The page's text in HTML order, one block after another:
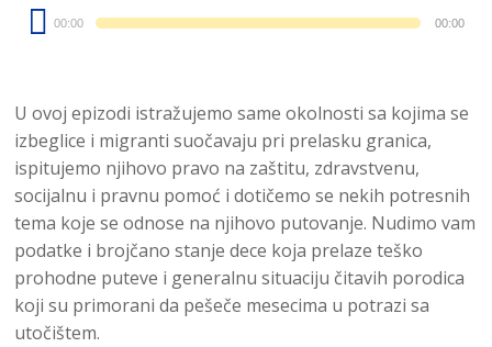
Audio
Player
00:00 00:00
U ovoj epizodi istražujemo same okolnosti sa kojima se
izbeglice i migranti suočavaju pri prelasku granica,
ispitujemo njihovo pravo na zaštitu, zdravstvenu,
socijalnu i pravnu pomoć i dotičemo se nekih potresnih
tema koje se odnose na njihovo putovanje. Nudimo vam
podatke i brojčano stanje dece koja prelaze teško
prohodne puteve i generalnu situaciju čitavih porodica
koji su primorani da pešeče mesecima u potrazi sa
utočištem.